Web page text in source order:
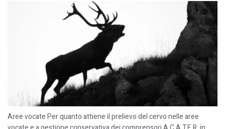
Aree vocate Per quanto attiene il prelievo del cervo nelle aree